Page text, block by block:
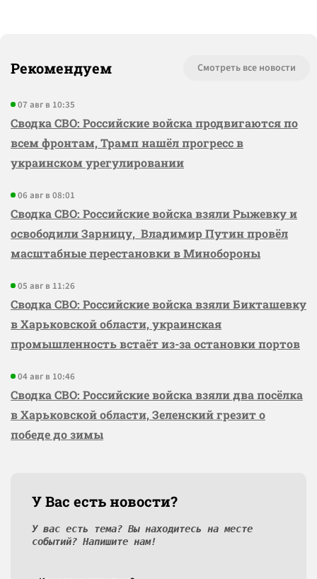
Рекомендуем Смотреть все новости
07 авг в 10:35
Сводка СВО: Российские войска продвигаются по
всем фронтам, Трамп нашёл прогресс в
украинском урегулировании
06 авг в 08:01
Сводка СВО: Российские войска взяли Рыжевку и
освободили Зарницу, Владимир Путин провёл
масштабные перестановки в Минобороны
05 авг в 11:26
Сводка СВО: Российские войска взяли Бикташевку
в Харьковской области, украинская
промышленность встаёт из-за остановки портов
04 авг в 10:46
Сводка СВО: Российские войска взяли два посёлка
в Харьковской области, Зеленский грезит о
победе до зимы
У Вас есть новости?
У вас есть тема? Вы находитесь на месте
событий? Напишите нам!